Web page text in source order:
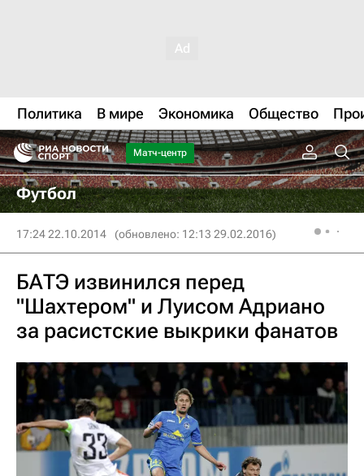
Политика В мире Экономика Общество
Матч-центр
Футбол
17:24 22.10.2014 (обновлено: 12:13 29.02.2016)
БАТЭ извинился перед
"Шахтером" и Луисом Адриано
за расистские выкрики фанатов